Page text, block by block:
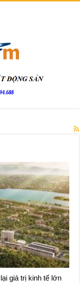
giá trị kinh tế lớn